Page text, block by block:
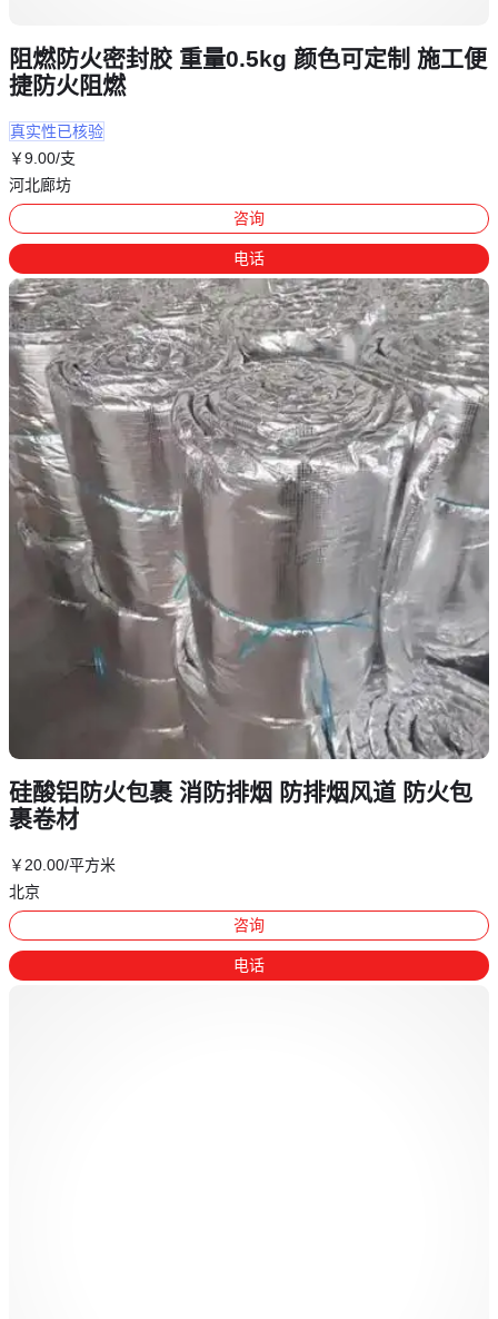
阻燃防火密封胶 重量0.5kg 颜色可定制 施工便
捷防火阻燃
真实性已核验
￥9.00/支
河北廊坊
咨询
电话
硅酸铝防火包裹 消防排烟 防排烟风道 防火包
裹卷材
￥ 20 .00/平方米
北京
咨询
电话